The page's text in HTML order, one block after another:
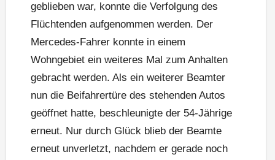
geblieben war, konnte die Verfolgung des
Flüchtenden aufgenommen werden. Der
Mercedes-Fahrer konnte in einem
Wohngebiet ein weiteres Mal zum Anhalten
gebracht werden. Als ein weiterer Beamter
nun die Beifahrertüre des stehenden Autos
geöffnet hatte, beschleunigte der 54-Jährige
erneut. Nur durch Glück blieb der Beamte
erneut unverletzt, nachdem er gerade noch